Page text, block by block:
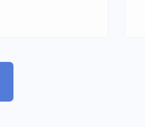
и
а также
—